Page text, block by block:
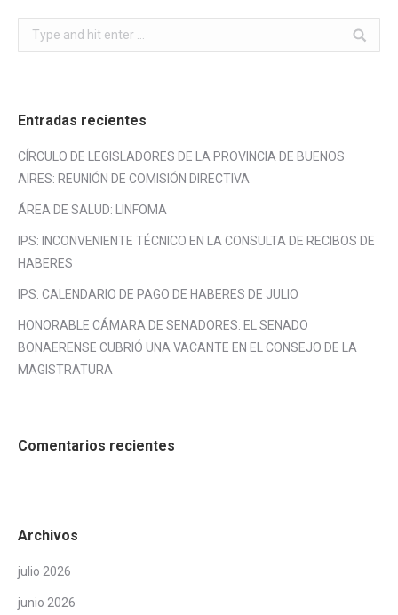
Search:
Entradas recientes
CÍRCULO DE LEGISLADORES DE LA PROVINCIA DE BUENOS
AIRES: REUNIÓN DE COMISIÓN DIRECTIVA
ÁREA DE SALUD: LINFOMA
IPS: INCONVENIENTE TÉCNICO EN LA CONSULTA DE RECIBOS DE
HABERES
IPS: CALENDARIO DE PAGO DE HABERES DE JULIO
HONORABLE CÁMARA DE SENADORES: EL SENADO
BONAERENSE CUBRIÓ UNA VACANTE EN EL CONSEJO DE LA
MAGISTRATURA
Comentarios recientes
Archivos
julio 2026
junio 2026